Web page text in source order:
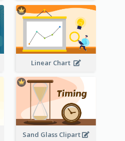
Linear Chart
Sand Glass Clipart